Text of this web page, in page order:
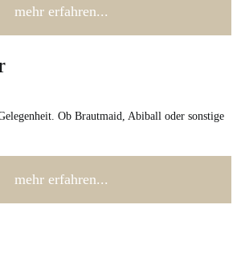
mehr erfahren...
Ob Brautmaid, Abiball oder sonstige
mehr erfahren...